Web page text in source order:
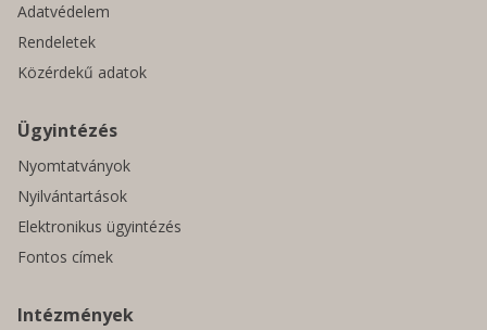
Adatvédelem
Rendeletek
Közérdekű adatok
Ügyintézés
Nyomtatványok
Nyilvántartások
Elektronikus ügyintézés
Fontos címek
Intézmények